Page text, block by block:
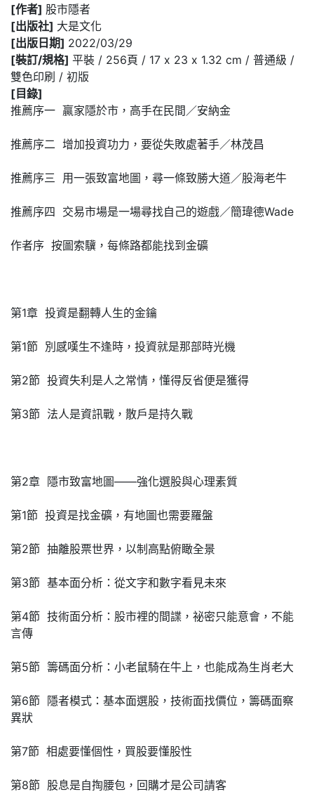
[作者] 股市隱者
[出版社] 大是文化
[出版日期] 2022/03/29
[裝訂/規格] 平裝 / 256頁 / 17 x 23 x 1.32 cm / 普通級 /
雙色印刷 / 初版
[目錄]
推薦序一 贏家隱於市，高手在民間／安納金
推薦序二 增加投資功力，要從失敗處著手／林茂昌
推薦序三 用一張致富地圖，尋一條致勝大道／股海老牛
推薦序四 交易市場是一場尋找自己的遊戲／簡瑋德Wade
作者序 按圖索驥，每條路都能找到金礦
第1章 投資是翻轉人生的金鑰
第1節 別感嘆生不逢時，投資就是那部時光機
第2節 投資失利是人之常情，懂得反省便是獲得
第3節 法人是資訊戰，散戶是持久戰
第2章 隱市致富地圖——強化選股與心理素質
第1節 投資是找金礦，有地圖也需要羅盤
第2節 抽離股票世界，以制高點俯瞰全景
第3節 基本面分析：從文字和數字看見未來
第4節 技術面分析：股市裡的間諜，祕密只能意會，不能
言傳
第5節 籌碼面分析：小老鼠騎在牛上，也能成為生肖老大
第6節 隱者模式：基本面選股，技術面找價位，籌碼面察
異狀
第7節 相處要懂個性，買股要懂股性
第8節 股息是自掏腰包，回購才是公司請客